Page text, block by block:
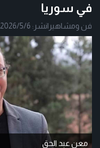
في سوريا
فن ومشاهير |نشر: 2026/5/6
معن عبد الحق